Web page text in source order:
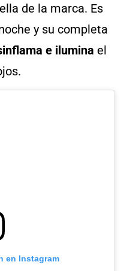
de la marca. Es
y su completa
e ilumina el
en Instagram